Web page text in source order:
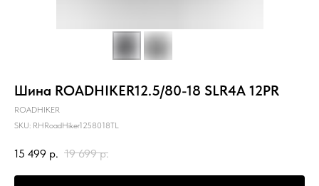
Шина ROADHIKER12.5/80-18 SLR4A 12PR
ROADHIKER
SKU: RHRoadHiker1258018TL
15 499 р. 19 699 р.